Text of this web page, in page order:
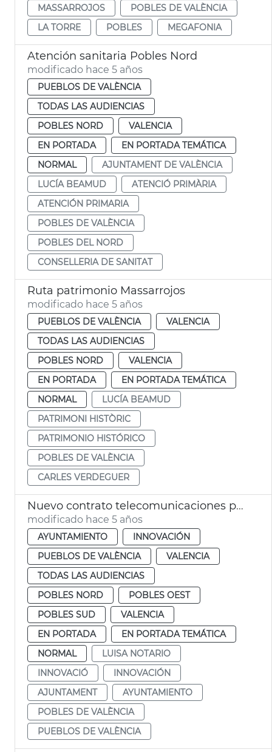
MASSARROJOS
POBLES DE VALÈNCIA
LA TORRE
POBLES MEGAFONIA
Atención sanitaria Pobles Nord
modificado hace 5 años
PUEBLOS DE VALÈNCIA
TODAS LAS AUDIENCIAS
POBLES NORD
VALENCIA
EN PORTADA
EN PORTADA TEMÁTICA
NORMAL
AJUNTAMENT DE VALÈNCIA
LUCÍA BEAMUD
ATENCIÓ PRIMÀRIA
ATENCIÓN PRIMARIA
POBLES DE VALÈNCIA
POBLES DEL NORD
CONSELLERIA DE SANITAT
Ruta patrimonio Massarrojos
modificado hace 5 años
PUEBLOS DE VALÈNCIA
VALENCIA
TODAS LAS AUDIENCIAS
POBLES NORD
VALENCIA
EN PORTADA
EN PORTADA TEMÁTICA
NORMAL
LUCÍA BEAMUD
PATRIMONI HISTÒRIC
PATRIMONIO HISTÓRICO
POBLES DE VALÈNCIA
CARLES VERDEGUER
Nuevo contrato telecomunicaciones pueblos
modificado hace 5 años
AYUNTAMIENTO
INNOVACIÓN
PUEBLOS DE VALÈNCIA
VALENCIA
TODAS LAS AUDIENCIAS
POBLES NORD
POBLES OEST
POBLES SUD
VALENCIA
EN PORTADA
EN PORTADA TEMÁTICA
NORMAL
LUISA NOTARIO
INNOVACIÓ
INNOVACIÓN
AJUNTAMENT
AYUNTAMIENTO
POBLES DE VALÈNCIA
PUEBLOS DE VALÈNCIA